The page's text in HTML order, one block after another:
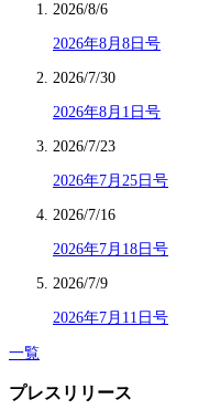
2026/8/6
2026年8月8日号
2026/7/30
2026年8月1日号
2026/7/23
2026年7月25日号
2026/7/16
2026年7月18日号
2026/7/9
2026年7月11日号
一覧
プレスリリース